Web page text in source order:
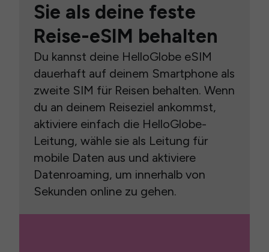
Sie als deine feste
Reise-eSIM behalten
Du kannst deine HelloGlobe eSIM
dauerhaft auf deinem Smartphone als
zweite SIM für Reisen behalten. Wenn
du an deinem Reiseziel ankommst,
aktiviere einfach die HelloGlobe-
Leitung, wähle sie als Leitung für
mobile Daten aus und aktiviere
Datenroaming, um innerhalb von
Sekunden online zu gehen.